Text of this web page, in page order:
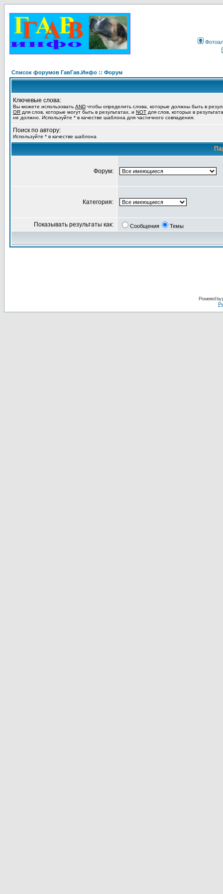
Список форумов ГавГав.Инфо :: Форум
Ключевые слова:
Вы можете использовать AND чтобы определить слова, которые должны быть в
OR для слов, которые могут быть в результатах, и NOT для слов, которых в
не должно. Используйте * в качестве шаблона для частичного совпадения.
Поиск по автору:
Используйте * в качестве шаблона
Форум:
Категория:
Показывать результаты как: Сообщения Темы
Powered by